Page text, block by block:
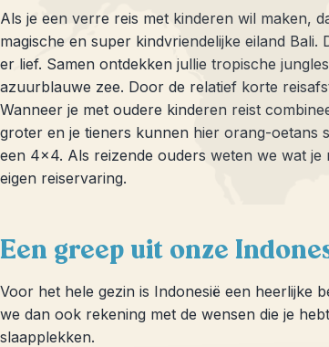
Als je een verre reis met kinderen wil maken,
magische en super kindvriendelijke eiland
er lief. Samen ontdekken jullie tropische
azuurblauwe zee. Door de relatief korte
Wanneer je met oudere kinderen reist
groter en je tieners kunnen hier orang-oetans
een 4×4. Als reizende ouders weten we wat je
eigen reiservaring.
Een greep uit onze
Voor het hele gezin is Indonesië een heerlijke
we dan ook rekening met de wensen die je
slaapplekken.